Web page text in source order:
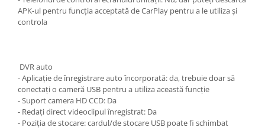
APK-ul pentru funcția acceptată de CarPlay pentru a le utiliza și
controla
DVR auto
- Aplicație de înregistrare auto încorporată: da, trebuie doar să
conectați o cameră USB pentru a utiliza această funcție
- Suport camera HD CCD: Da
- Redați direct videoclipul înregistrat: Da
- Poziția de stocare: cardul/de stocare USB poate fi schimbat